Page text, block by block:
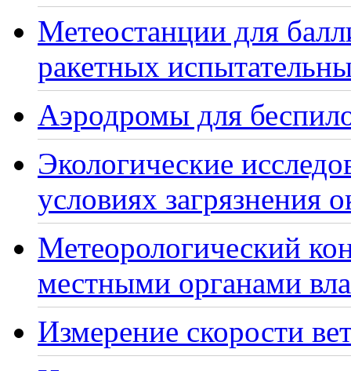
Метеостанции для
ракетных
Аэродромы для
Экологические
условиях загрязнения
Метеорологический
местными органами
Измерение скорости